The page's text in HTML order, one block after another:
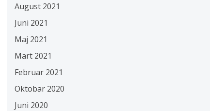
August 2021
Juni 2021
Maj 2021
Mart 2021
Februar 2021
Oktobar 2020
Juni 2020